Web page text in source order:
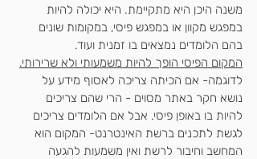
משנה היכן היא מתקיימת. היא יכולה להיות
במפגש מקוון או במפגש פיסי, במקומות שונים
בהם הלומדים נמצאים בו זמנית ועוד.
המקום הפיסי הופך להיות משמעותי ולא שרירותי.
לדוגמה- אם הכיתה צריכה לאסוף מידע על
נושא חקר באתר מסוים - הרי שהם צריכים
להיות בו באופן פיסי. אבל אם הלומדים צריכים
לגשת לתכנים ברשת האינטרנט- המקום הוא
המחשב וחיבור לרשת ואין משמעות להגעה